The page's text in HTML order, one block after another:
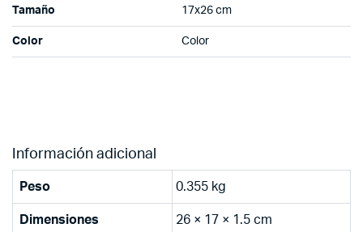
Tamaño 17x26 cm
Color Color
Información adicional
Peso 0.355 kg
Dimensiones 26 × 17 × 1.5 cm